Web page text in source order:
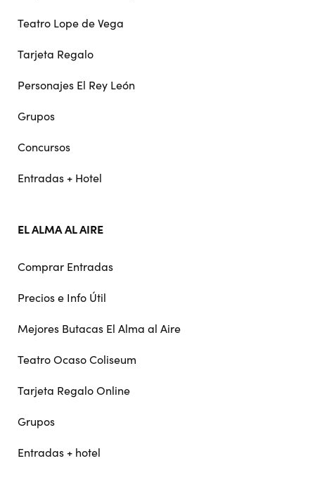
Teatro Lope de Vega
Tarjeta Regalo
Personajes El Rey León
Grupos
Concursos
Entradas + Hotel
EL ALMA AL AIRE
Comprar Entradas
Precios e Info Útil
Mejores Butacas El Alma al Aire
Teatro Ocaso Coliseum
Tarjeta Regalo Online
Grupos
Entradas + hotel